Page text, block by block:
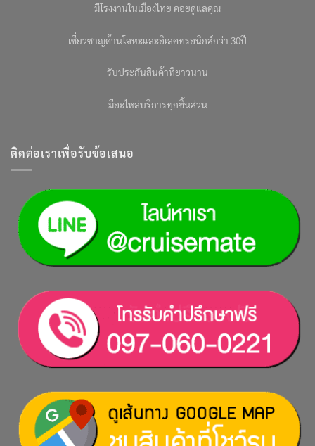
มีโรงงานในเมืองไทย คอยดูแลคุณ
เชี่ยวชาญด้านโลหะและอิเลคทรอนิกส์กว่า 30ปี
รับประกันสินค้าที่ยาวนาน
มีอะไหล่บริการทุกชิ้นส่วน
ติดต่อเราเพื่อรับข้อเสนอ